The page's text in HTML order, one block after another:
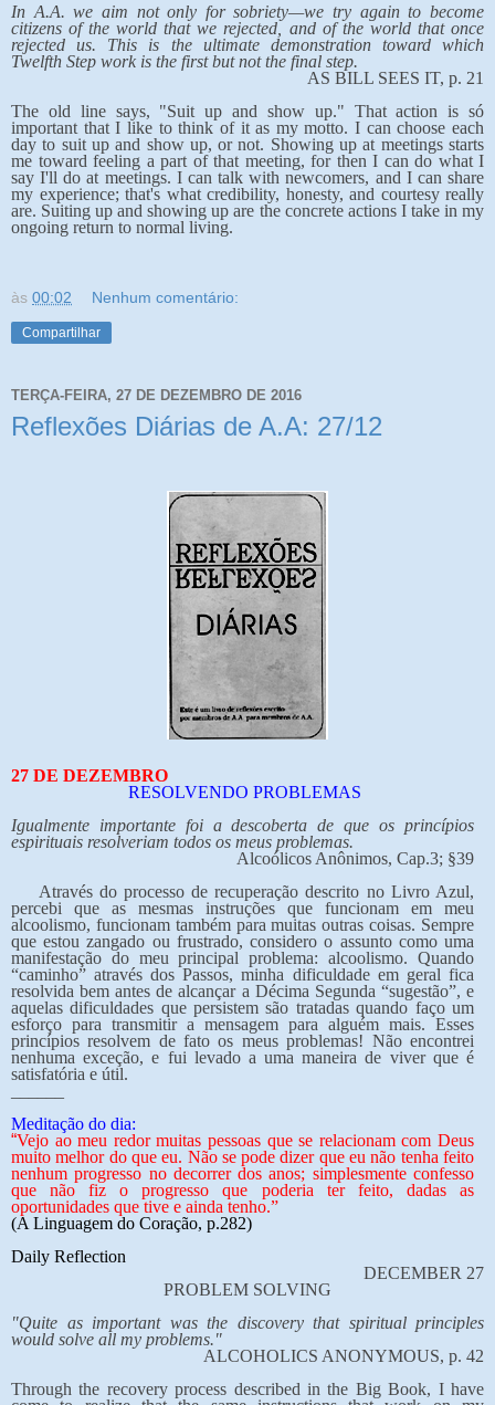
In A.A. we aim not only for sobriety—we try again to become
citizens of the world that we rejected, and of the world that once
rejected us. This is the ultimate demonstration toward which
Twelfth Step work is the first but not the final step.
AS BILL SEES IT, p. 21
The old line says, "Suit up and show up." That action is só
important that I like to think of it as my motto. I can choose each
day to suit up and show up, or not. Showing up at meetings starts
me toward feeling a part of that meeting, for then I can do what I
say I'll do at meetings. I can talk with newcomers, and I can share
my experience; that's what credibility, honesty, and courtesy really
are. Suiting up and showing up are the concrete actions I take in my
ongoing return to normal living.
às 00:02 Nenhum comentário:
Compartilhar
TERÇA-FEIRA, 27 DE DEZEMBRO DE 2016
Reflexões Diárias de A.A: 27/12
27 DE DEZEMBRO
RESOLVENDO PROBLEMAS
Igualmente importante foi a descoberta de que os princípios
espirituais resolveriam todos os meus problemas.
Alcoólicos Anônimos, Cap.3; §39
Através do processo de recuperação descrito no Livro Azul,
percebi que as mesmas instruções que funcionam em meu
alcoolismo, funcionam também para muitas outras coisas. Sempre
que estou zangado ou frustrado, considero o assunto como uma
manifestação do meu principal problema: alcoolismo. Quando
“caminho” através dos Passos, minha dificuldade em geral fica
resolvida bem antes de alcançar a Décima Segunda “sugestão”, e
aquelas dificuldades que persistem são tratadas quando faço um
esforço para transmitir a mensagem para alguém mais. Esses
princípios resolvem de fato os meus problemas! Não encontrei
nenhuma exceção, e fui levado a uma maneira de viver que é
satisfatória e útil.
Meditação do dia:
“Vejo ao meu redor muitas pessoas que se relacionam com Deus
muito melhor do que eu. Não se pode dizer que eu não tenha feito
nenhum progresso no decorrer dos anos; simplesmente confesso
que não fiz o progresso que poderia ter feito, dadas as
oportunidades que tive e ainda tenho.”
(A Linguagem do Coração, p.282)
Daily Reflection
DECEMBER 27
PROBLEM SOLVING
"Quite as important was the discovery that spiritual principles
would solve all my problems."
ALCOHOLICS ANONYMOUS, p. 42
Through the recovery process described in the Big Book, I have